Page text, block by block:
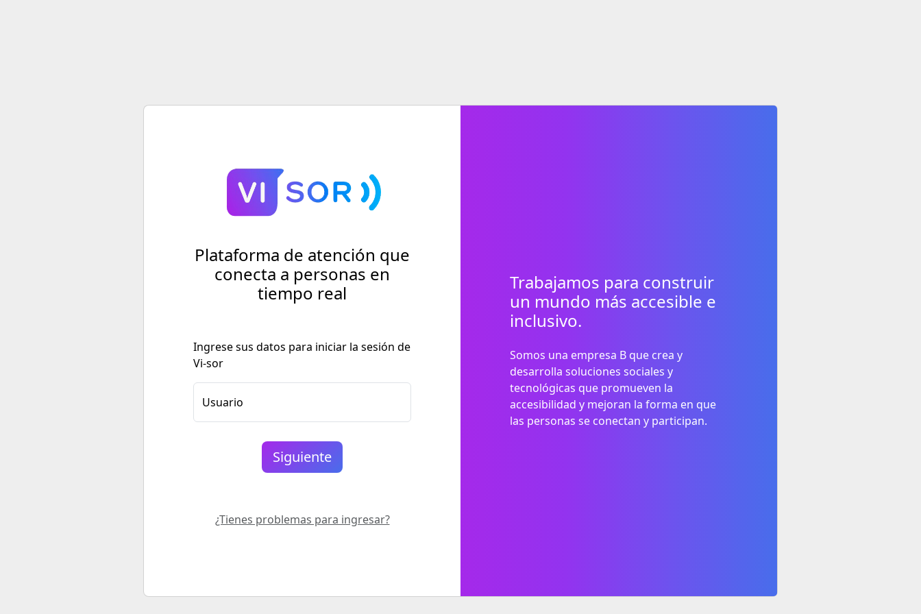
Plataforma de atención que
conecta a personas en
tiempo real
Ingrese sus datos para iniciar la sesión de
Vi-sor
Usuario
¿Tienes problemas para ingresar?
Trabajamos para construir
un mundo más accesible e
inclusivo.
Somos una empresa B que crea y
desarrolla soluciones sociales y
tecnológicas que promueven la
accesibilidad y mejoran la forma en que
las personas se conectan y participan.